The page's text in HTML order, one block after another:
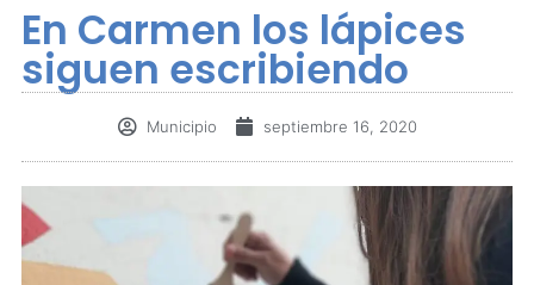
En Carmen los lápices
siguen escribiendo
Municipio septiembre 16, 2020